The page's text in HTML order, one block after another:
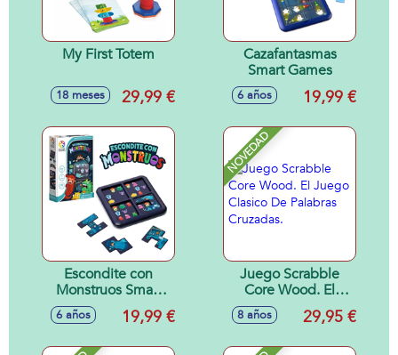
My First Totem
18 meses 29,99 €
Cazafantasmas
Smart Games
6 años 19,99 €
Escondite con
Monstruos Smart
Games
6 años 19,99 €
NOVEDAD
Juego Scrabble
Core Wood. El
Juego Clasico De
Palabras Cruzadas.
8 años 29,95 €